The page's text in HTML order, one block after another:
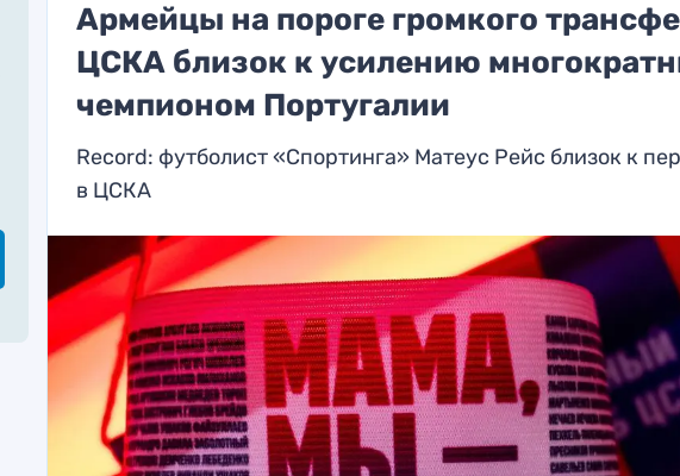
Армейцы на пороге громкого
ЦСКА близок к усилению
чемпионом Португалии
Record: футболист «Спортинга» Матеус Рейс близок к
в ЦСКА